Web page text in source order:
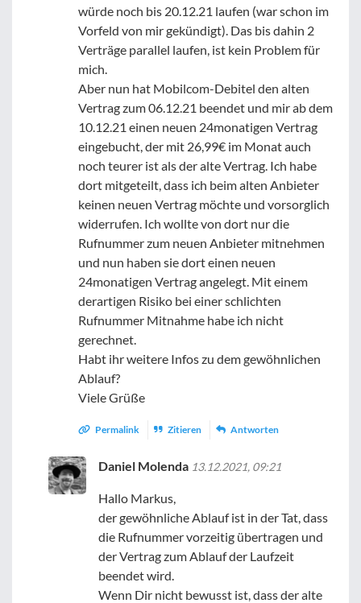
würde noch bis 20.12.21 laufen (war schon im
Vorfeld von mir gekündigt). Das bis dahin 2
Verträge parallel laufen, ist kein Problem für
mich.
Aber nun hat Mobilcom-Debitel den alten
Vertrag zum 06.12.21 beendet und mir ab dem
10.12.21 einen neuen 24monatigen Vertrag
eingebucht, der mit 26,99€ im Monat auch
noch teurer ist als der alte Vertrag. Ich habe
dort mitgeteilt, dass ich beim alten Anbieter
keinen neuen Vertrag möchte und vorsorglich
widerrufen. Ich wollte von dort nur die
Rufnummer zum neuen Anbieter mitnehmen
und nun haben sie dort einen neuen
24monatigen Vertrag angelegt. Mit einem
derartigen Risiko bei einer schlichten
Rufnummer Mitnahme habe ich nicht
gerechnet.
Habt ihr weitere Infos zu dem gewöhnlichen
Ablauf?
Viele Grüße
Permalink Zitieren Antworten
Daniel Molenda 13.12.2021, 09:21
Hallo Markus,
der gewöhnliche Ablauf ist in der Tat, dass
die Rufnummer vorzeitig übertragen und
der Vertrag zum Ablauf der Laufzeit
beendet wird.
Wenn Dir nicht bewusst ist, dass der alte